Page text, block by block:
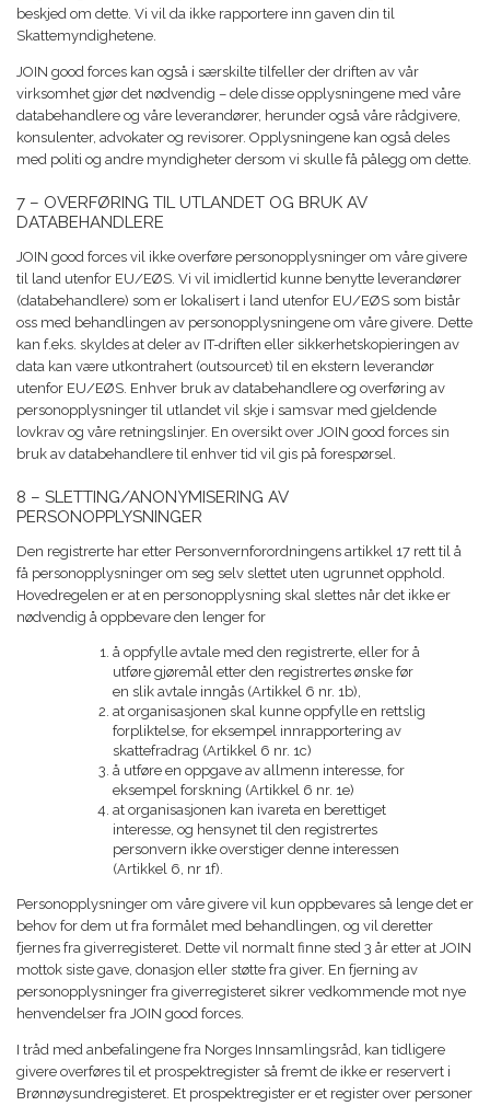
beskjed om dette. Vi vil da ikke rapportere inn gaven din til
Skattemyndighetene.
JOIN good forces kan også i særskilte tilfeller der driften av vår
virksomhet gjør det nødvendig – dele disse opplysningene med våre
databehandlere og våre leverandører, herunder også våre rådgivere,
konsulenter, advokater og revisorer. Opplysningene kan også deles
med politi og andre myndigheter dersom vi skulle få pålegg om dette.
7 – OVERFØRING TIL UTLANDET OG BRUK AV
DATABEHANDLERE
JOIN good forces vil ikke overføre personopplysninger om våre givere
til land utenfor EU/EØS. Vi vil imidlertid kunne benytte leverandører
(databehandlere) som er lokalisert i land utenfor EU/EØS som bistår
oss med behandlingen av personopplysningene om våre givere. Dette
kan f.eks. skyldes at deler av IT-driften eller sikkerhetskopieringen av
data kan være utkontrahert (outsourcet) til en ekstern leverandør
utenfor EU/EØS. Enhver bruk av databehandlere og overføring av
personopplysninger til utlandet vil skje i samsvar med gjeldende
lovkrav og våre retningslinjer. En oversikt over JOIN good forces sin
bruk av databehandlere til enhver tid vil gis på forespørsel.
8 – SLETTING/ANONYMISERING AV
PERSONOPPLYSNINGER
Den registrerte har etter Personvernforordningens artikkel 17 rett til å
få personopplysninger om seg selv slettet uten ugrunnet opphold.
Hovedregelen er at en personopplysning skal slettes når det ikke er
nødvendig å oppbevare den lenger for
å oppfylle avtale med den registrerte, eller for å
utføre gjøremål etter den registrertes ønske før
en slik avtale inngås (Artikkel 6 nr. 1b),
at organisasjonen skal kunne oppfylle en rettslig
forpliktelse, for eksempel innrapportering av
skattefradrag (Artikkel 6 nr. 1c)
å utføre en oppgave av allmenn interesse, for
eksempel forskning (Artikkel 6 nr. 1e)
at organisasjonen kan ivareta en berettiget
interesse, og hensynet til den registrertes
personvern ikke overstiger denne interessen
(Artikkel 6, nr 1f).
Personopplysninger om våre givere vil kun oppbevares så lenge det er
behov for dem ut fra formålet med behandlingen, og vil deretter
fjernes fra giverregisteret. Dette vil normalt finne sted 3 år etter at JOIN
mottok siste gave, donasjon eller støtte fra giver. En fjerning av
personopplysninger fra giverregisteret sikrer vedkommende mot nye
henvendelser fra JOIN good forces.
I tråd med anbefalingene fra Norges Innsamlingsråd, kan tidligere
givere overføres til et prospektregister så fremt de ikke er reservert i
Brønnøysundregisteret. Et prospektregister er et register over personer